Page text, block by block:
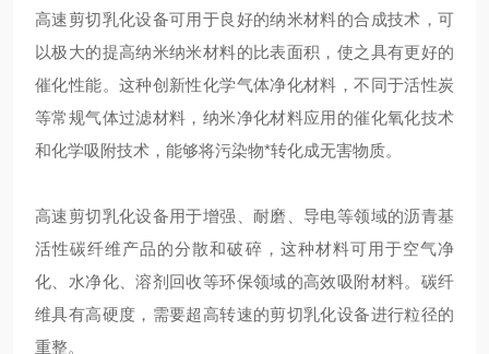
高速剪切乳化设备可用于良好的纳米材料的合成技术，可
以极大的提高纳米纳米材料的比表面积，使之具有更好的
催化性能。这种创新性化学气体净化材料，不同于活性炭
等常规气体过滤材料，纳米净化材料应用的催化氧化技术
和化学吸附技术，能够将污染物*转化成无害物质。
高速剪切乳化设备用于增强、耐磨、导电等领域的沥青基
活性碳纤维产品的分散和破碎，这种材料可用于空气净
化、水净化、溶剂回收等环保领域的高效吸附材料。碳纤
维具有高硬度，需要超高转速的剪切乳化设备进行粒径的
重整。